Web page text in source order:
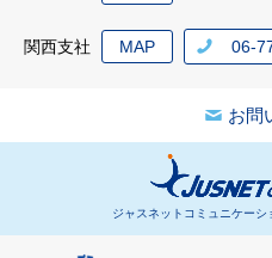
関西支社 MAP 06-
お問
ジャスネットコミュニケー